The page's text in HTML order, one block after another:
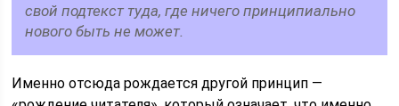
свой подтекст туда, где ничего принципиально
нового быть не может.
Именно отсюда рождается другой принцип —